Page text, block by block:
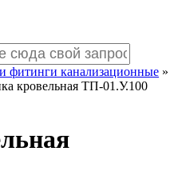
фитинги канализационные »
кровельная ТП-01.У.100